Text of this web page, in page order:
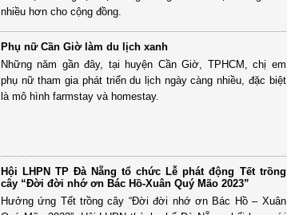
nhiều hơn cho cộng đồng.
Phụ nữ Cần Giờ làm du lịch xanh
Những năm gần đây, tại huyện Cần Giờ, TPHCM, chị em
phụ nữ tham gia phát triển du lịch ngày càng nhiều, đặc biệt
là mô hình farmstay và homestay.
Hội LHPN TP Đà Nẵng tổ chức Lễ phát động Tết trồng
cây “Đời đời nhớ ơn Bác Hồ-Xuân Quý Mão 2023”
Hưởng ứng Tết trồng cây “Đời đời nhớ ơn Bác Hồ – Xuân